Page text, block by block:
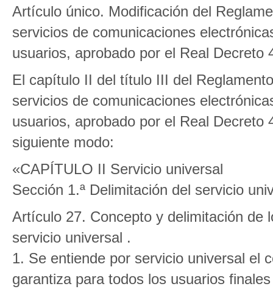
Artículo único. Modificación del
servicios de comunicaciones
usuarios, aprobado por el Real
El capítulo II del título III del
servicios de comunicaciones
usuarios, aprobado por el Real
siguiente modo:
«CAPÍTULO II Servicio universal
Sección 1.ª Delimitación del servicio
Artículo 27. Concepto y delimitación de
servicio universal .
1. Se entiende por servicio universal el
garantiza para todos los usuarios